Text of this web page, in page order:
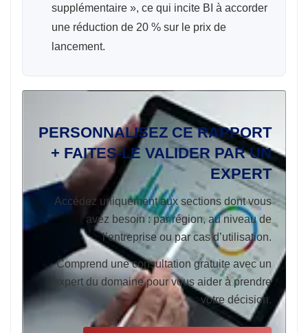
supplémentaire », ce qui incite BI à accorder
une réduction de 20 % sur le prix de
lancement.
PERSONNALISEZ CE RAPPORT
+ FAITES-LE VALIDER PAR UN
EXPERT
Accédez uniquement aux sections dont vous
avez besoin : par région, au niveau de
l’entreprise ou par cas d’utilisation.
Comprend une consultation gratuite avec un
expert du domaine pour vous aider à prendre
votre décision.